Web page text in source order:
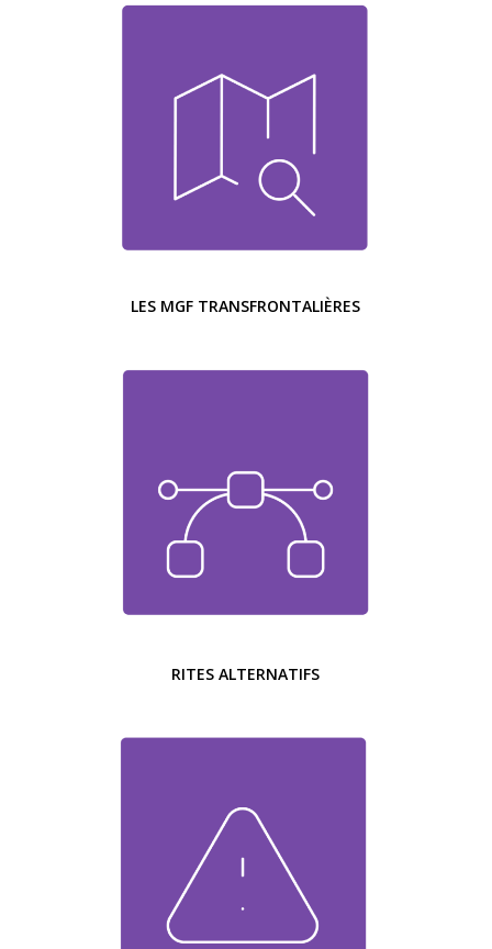
LES MGF TRANSFRONTALIÈRES
RITES ALTERNATIFS